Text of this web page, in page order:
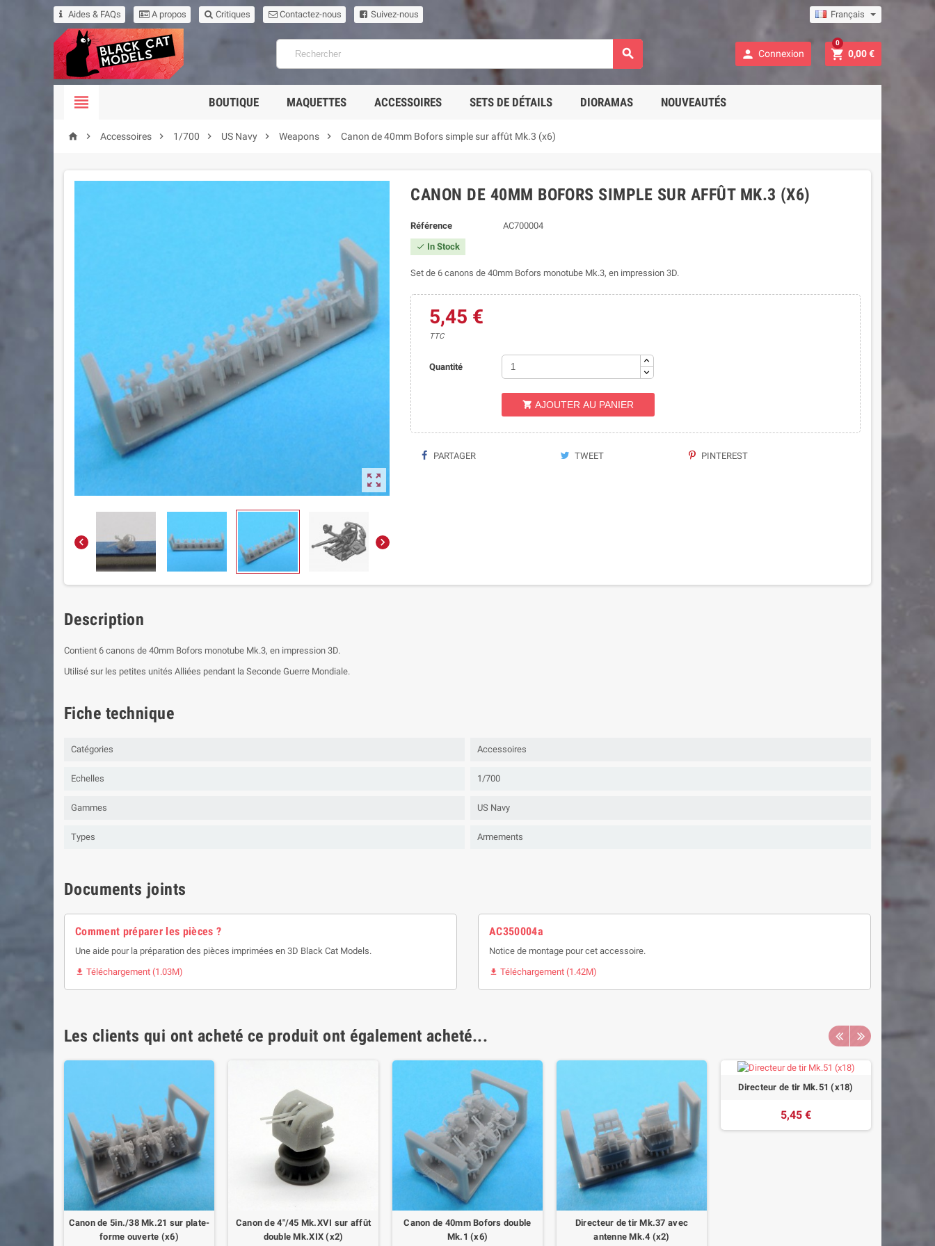
Aides & FAQs A propos Critiques Contactez-nous Suivez-nous Français
  Connexion  0,00 €
0
 BOUTIQUE MAQUETTES ACCESSOIRES SETS DE DÉTAILS DIORAMAS NOUVEAUTÉS
  Accessoires  1/700  US Navy  Weapons  Canon de 40mm Bofors simple sur affût Mk.3 (x6)

 
CANON DE 40MM BOFORS SIMPLE SUR AFFÛT MK.3 (X6)
Référence AC700004
 In Stock
Set de 6 canons de 40mm Bofors monotube Mk.3, en impression 3D.
5,45 €
TTC
Quantité
 AJOUTER AU PANIER
PARTAGER TWEET PINTEREST
Description
Contient 6 canons de 40mm Bofors monotube Mk.3, en impression 3D.
Utilisé sur les petites unités Alliées pendant la Seconde Guerre Mondiale.
Fiche technique
Catégories Accessoires
Echelles 1/700
Gammes US Navy
Types Armements
Documents joints
Comment préparer les pièces ?
Une aide pour la préparation des pièces imprimées en 3D Black Cat Models.
 Téléchargement (1.03M)
AC350004a
Notice de montage pour cet accessoire.
 Téléchargement (1.42M)
Les clients qui ont acheté ce produit ont également acheté...
Canon de 5in./38 Mk.21 sur plate-
forme ouverte (x6)
Canon de 4"/45 Mk.XVI sur affût
double Mk.XIX (x2)
Canon de 40mm Bofors double
Mk.1 (x6)
Directeur de tir Mk.37 avec
antenne Mk.4 (x2)
Directeur de tir Mk.51 (x18)
5,45 €